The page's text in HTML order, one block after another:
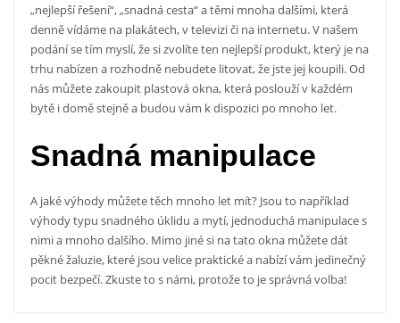
„nejlepší řešení“, „snadná cesta“ a těmi mnoha dalšími, která
denně vídáme na plakátech, v televizi či na internetu. V našem
podání se tím myslí, že si zvolíte ten nejlepší produkt, který je na
trhu nabízen a rozhodně nebudete litovat, že jste jej koupili. Od
nás můžete zakoupit plastová okna, která poslouží v každém
bytě i domě stejně a budou vám k dispozici po mnoho let.
Snadná manipulace
A jaké výhody můžete těch mnoho let mít? Jsou to například
výhody typu snadného úklidu a mytí, jednoduchá manipulace s
nimi a mnoho dalšího. Mimo jiné si na tato okna můžete dát
pěkné žaluzie, které jsou velice praktické a nabízí vám jedinečný
pocit bezpečí. Zkuste to s námi, protože to je správná volba!